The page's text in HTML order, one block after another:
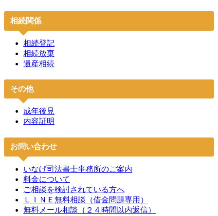
相続関係
相続登記
相続放棄
遺産相続
その他
成年後見
内容証明
お問い合わせ
いなげ司法書士事務所のご案内
料金について
ご相談を検討されている方へ
ＬＩＮＥ無料相談（借金問題専用）
無料メール相談（２４時間以内返信）